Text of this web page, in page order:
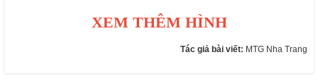
XEM THÊM HÌNH
Tác giả bài viết: MTG Nha Trang